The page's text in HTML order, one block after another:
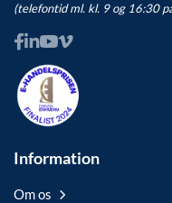
(telefontid ml. kl. 9 og 16:30
Information
Om os